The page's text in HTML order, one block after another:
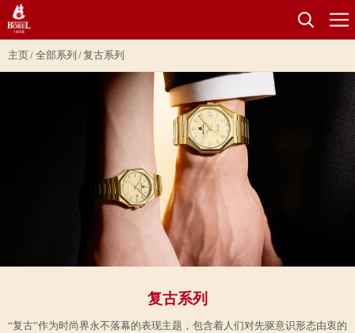
主页 全部系列 复古系列
复古系列
“复古”作为时尚界永不落幕的表现主题，包含着人们对先驱意识形态由衷的